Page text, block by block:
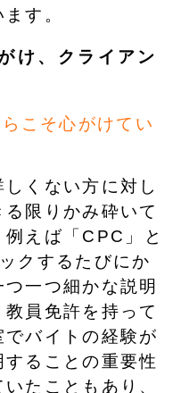
す。
け、クライアン
こそ心がけてい
くない方に対し
限りかみ砕いて
えば「CPC」と
クするたびにか
一つ細かな説明
員免許を持って
バイトの経験が
ることの重要性
たこともあり、